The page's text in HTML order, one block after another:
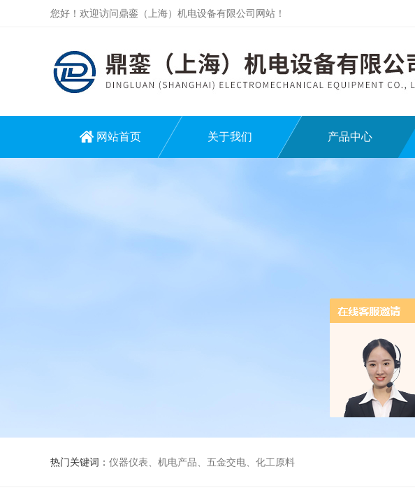
您好！欢迎访问鼎銮（上海）机电设备有限公司网站！
网站首页 关于我们 产品中心
热门关键词： 仪器仪表、机电产品、五金交电、化工原料